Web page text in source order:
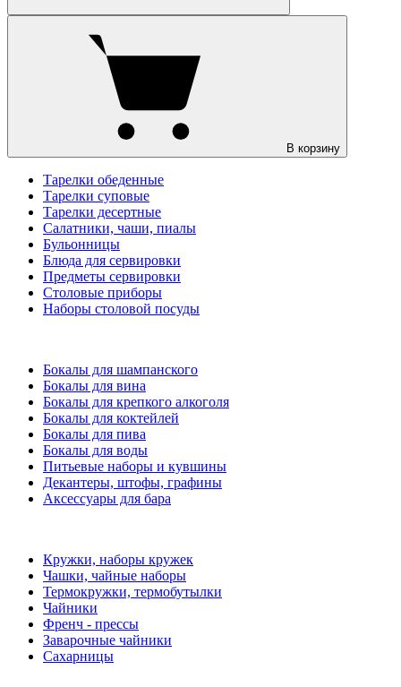
В корзину
Тарелки обеденные
Тарелки суповые
Тарелки десертные
Салатники, чаши, пиалы
Бульонницы
Блюда для сервировки
Предметы сервировки
Столовые приборы
Наборы столовой посуды
Бокалы для шампанского
Бокалы для вина
Бокалы для крепкого алкоголя
Бокалы для коктейлей
Бокалы для пива
Бокалы для воды
Питьевые наборы и кувшины
Декантеры, штофы, графины
Аксессуары для бара
Кружки, наборы кружек
Чашки, чайные наборы
Термокружки, термобутылки
Чайники
Френч - прессы
Заварочные чайники
Сахарницы